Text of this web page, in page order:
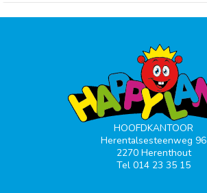
HOOFDKANTOOR
Herentalsesteenweg 96
2270 Herenthout
Tel 014 23 35 15